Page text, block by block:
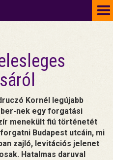
Kornél legújabb
nek egy forgatási
menekült fiú történetét
Budapest utcáin, mi
zajló, levitációs jelenet
Hatalmas daruval